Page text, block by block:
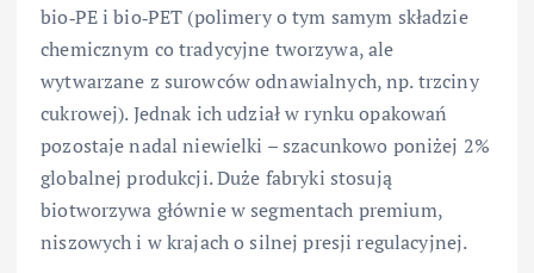
bio‑PE i bio‑PET (polimery o tym samym składzie
chemicznym co tradycyjne tworzywa, ale
wytwarzane z surowców odnawialnych, np. trzciny
cukrowej). Jednak ich udział w rynku opakowań
pozostaje nadal niewielki – szacunkowo poniżej 2%
globalnej produkcji. Duże fabryki stosują
biotworzywa głównie w segmentach premium,
niszowych i w krajach o silnej presji regulacyjnej.